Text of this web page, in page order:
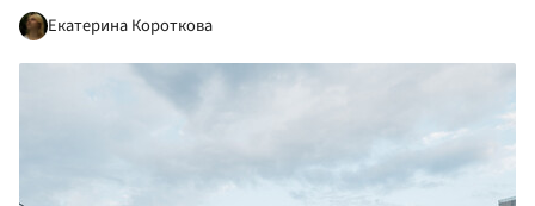
Екатерина Короткова